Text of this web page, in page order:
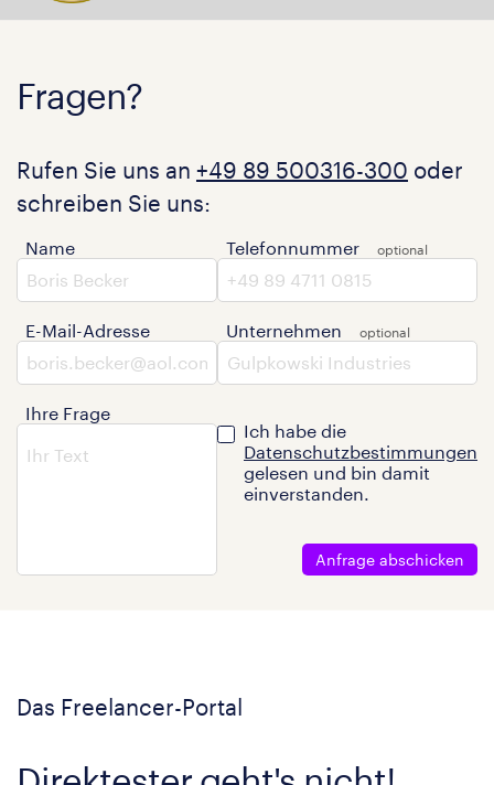
Fragen?
Rufen Sie uns an +49 89 500316-300 oder
schreiben Sie uns:
Name
E-Mail-Adresse
Ihre Frage
Telefonnummer
Unternehmen
Ich habe die
Datenschutzbestimmungen
gelesen und bin damit
einverstanden.
Anfrage abschicken
Das Freelancer-Portal